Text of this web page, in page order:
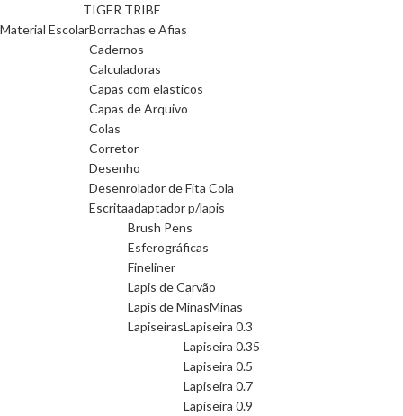
TIGER TRIBE
Material EscolarBorrachas e Afias
Cadernos
Calculadoras
Capas com elasticos
Capas de Arquivo
Colas
Corretor
Desenho
Desenrolador de Fita Cola
Escritaadaptador p/lapis
Brush Pens
Esferográficas
Fineliner
Lapis de Carvão
Lapis de MinasMinas
LapiseirasLapiseira 0.3
Lapiseira 0.35
Lapiseira 0.5
Lapiseira 0.7
Lapiseira 0.9